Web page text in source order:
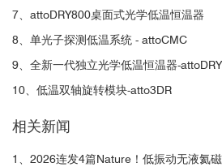
7、attoDRY800桌面式光学低温恒温器
8、单光子探测低温系统 - attoCMC
9、全新一代独立光学低温恒温器-
10、低温双轴旋转模块-atto3DR
相关新闻
1、2026连发4篇Nature！低振动无液氦